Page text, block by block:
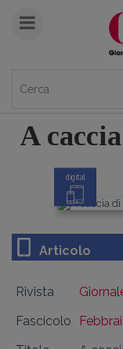
A
digital
Articolo
Rivista
Fascicolo